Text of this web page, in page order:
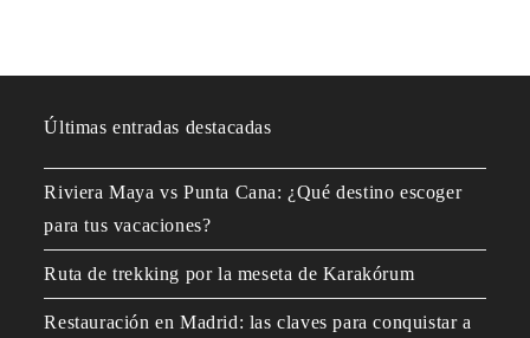
Últimas entradas destacadas
Riviera Maya vs Punta Cana: ¿Qué destino escoger
para tus vacaciones?
Ruta de trekking por la meseta de Karakórum
Restauración en Madrid: las claves para conquistar a